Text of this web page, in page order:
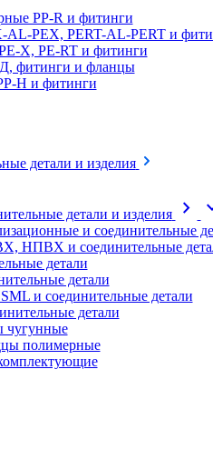
PP-R и фитинги
AL-PEX, PERT-AL-PERT и
X, PE-RT и фитинги
фитинги и фланцы
H и фитинги
детали и изделия
детали и изделия
chevron_right
и соединительные
НПВХ и соединительные
детали
детали
и соединительные детали
детали
чугунные
полимерные